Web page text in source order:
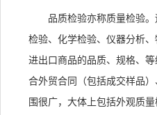
品质检验亦称质量检验。
检验、化学检验、仪器分析、
进出口商品的品质、规格、
合外贸合同（包括成交样品
围很广，大体上包括外观质